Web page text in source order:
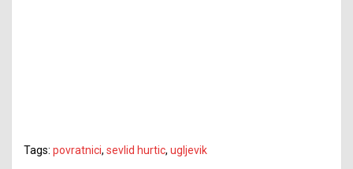
Tags: povratnici, sevlid hurtic, ugljevik